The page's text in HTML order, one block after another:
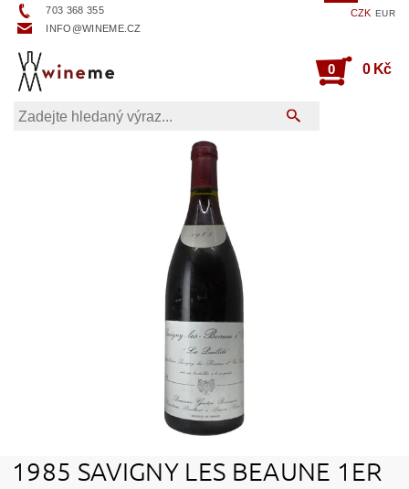
703 368 355
INFO@WINEME.CZ
CZK EUR
0 0 Kč
1985 SAVIGNY LES BEAUNE 1ER